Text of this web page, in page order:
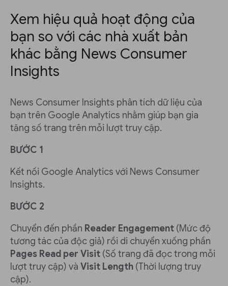
Xem hiệu quả hoạt động của
bạn so với các nhà xuất bản
khác bằng News Consumer
Insights
News Consumer Insights phân tích dữ liệu của
bạn trên Google Analytics nhằm giúp bạn gia
tăng số trang trên mỗi lượt truy cập.
BƯỚC 1
Kết nối Google Analytics với News Consumer
Insights.
BƯỚC 2
Chuyển đến phần Reader Engagement (Mức độ
tương tác của độc giả) rồi di chuyển xuống phần
Pages Read per Visit (Số trang đã đọc trong mỗi
lượt truy cập) và Visit Length (Thời lượng truy
cập).